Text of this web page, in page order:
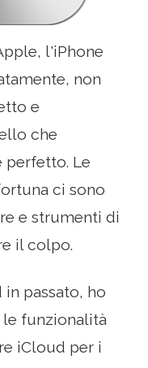
l'iPhone
non
e
che
perfetto. Le
ci sono
e strumenti di
il colpo.
passato, ho
funzionalità
iCloud per i